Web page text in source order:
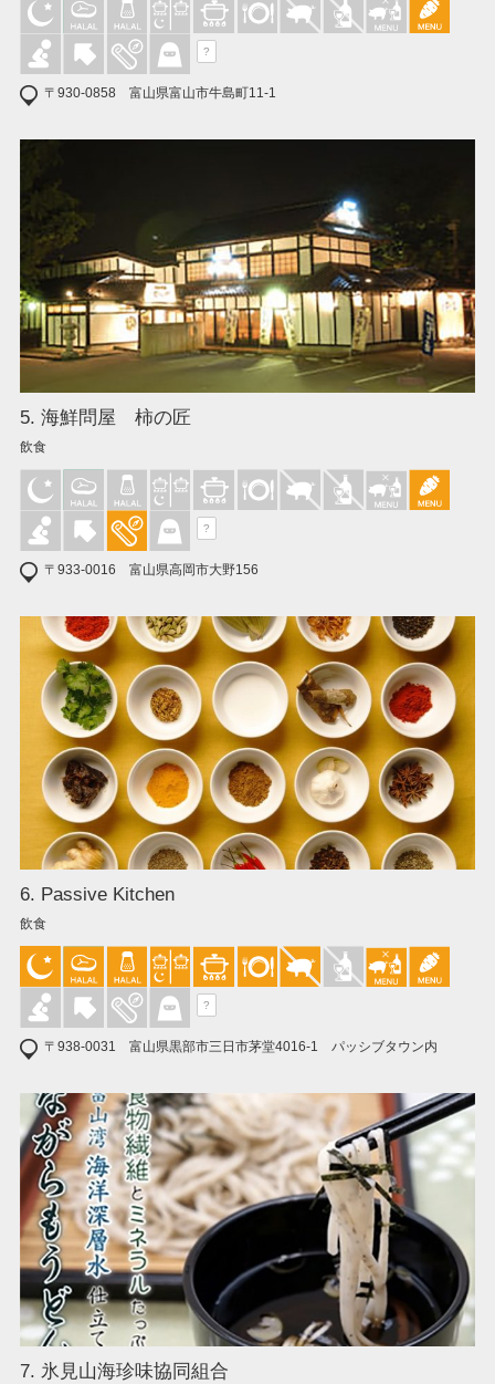
?
〒930-0858 富山県富山市牛島町11-1
5. 海鮮問屋 柿の匠
飲食
?
〒933-0016 富山県高岡市大野156
6. Passive Kitchen
飲食
?
〒938-0031 富山県黒部市三日市茅堂4016-1 パッシブタウン内
7. 氷見山海珍味協同組合